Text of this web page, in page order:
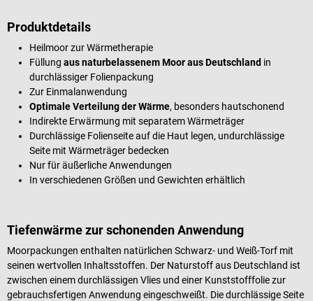
Produktdetails
Heilmoor zur Wärmetherapie
Füllung aus naturbelassenem Moor aus Deutschland in
durchlässiger Folienpackung
Zur Einmalanwendung
Optimale Verteilung der Wärme, besonders hautschonend
Indirekte Erwärmung mit separatem Wärmeträger
Durchlässige Folienseite auf die Haut legen, undurchlässige
Seite mit Wärmeträger bedecken
Nur für äußerliche Anwendungen
In verschiedenen Größen und Gewichten erhältlich
Tiefenwärme zur schonenden Anwendung
Moorpackungen enthalten natürlichen Schwarz- und Weiß-Torf mit
seinen wertvollen Inhaltsstoffen. Der Naturstoff aus Deutschland ist
zwischen einem durchlässigen Vlies und einer Kunststofffolie zur
gebrauchsfertigen Anwendung eingeschweißt. Die durchlässige Seite